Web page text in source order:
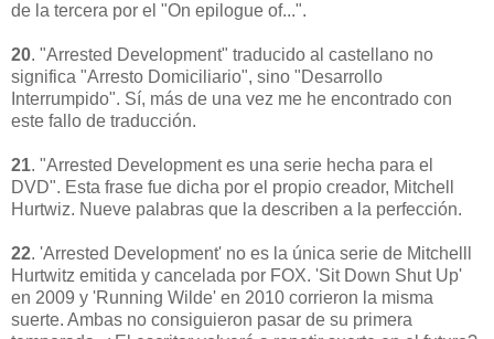
de la tercera por el "On epilogue of...".
20. "Arrested Development" traducido al castellano no
significa "Arresto Domiciliario", sino "Desarrollo
Interrumpido". Sí, más de una vez me he encontrado con
este fallo de traducción.
21. "Arrested Development es una serie hecha para el
DVD". Esta frase fue dicha por el propio creador, Mitchell
Hurtwiz. Nueve palabras que la describen a la perfección.
22. 'Arrested Development' no es la única serie de Mitchelll
Hurtwitz emitida y cancelada por FOX. 'Sit Down Shut Up'
en 2009 y 'Running Wilde' en 2010 corrieron la misma
suerte. Ambas no consiguieron pasar de su primera